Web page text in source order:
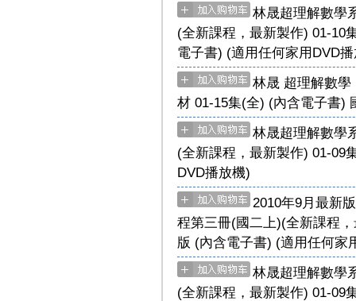
林晟超理解數學
(全新課程，最新製作) 01-10
電子書) (適用任何家用DVD
林晟 超理解數
材 01-15集(全) (內含電子書)
林晟超理解數學
(全新課程，最新製作) 01-09
DVD播放機)
2010年9月最新
程第三冊(國二上)(全新課程
版 (內含電子書) (適用任何家
林晟超理解數學
(全新課程，最新製作) 01-09